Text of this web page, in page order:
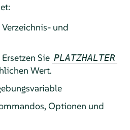
Verzeichnis- und
Ersetzen Sie PLATZHALTER
Wert.
Optionen und